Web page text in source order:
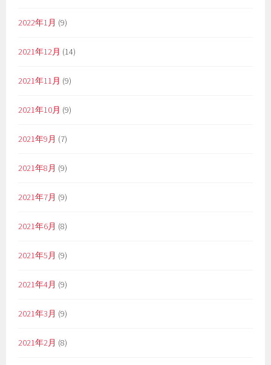
2022年1月 (9)
2021年12月 (14)
2021年11月 (9)
2021年10月 (9)
2021年9月 (7)
2021年8月 (9)
2021年7月 (9)
2021年6月 (8)
2021年5月 (9)
2021年4月 (9)
2021年3月 (9)
2021年2月 (8)